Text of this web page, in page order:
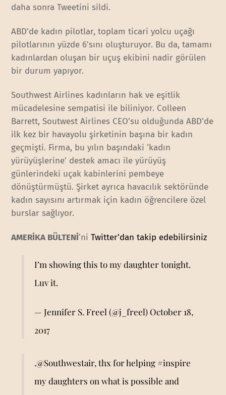
daha sonra Tweetini sildi.
ABD’de kadın pilotlar, toplam ticari yolcu uçağı
pilotlarının yüzde 6’sını oluşturuyor. Bu da, tamamı
kadınlardan oluşan bir uçuş ekibini nadir görülen
bir durum yapıyor.
Southwest Airlines kadınların hak ve eşitlik
mücadelesine sempatisi ile biliniyor. Colleen
Barrett, Soutwest Airlines CEO’su olduğunda ABD’de
ilk kez bir havayolu şirketinin başına bir kadın
geçmişti. Firma, bu yılın başındaki ‘kadın
yürüyüşlerine’ destek amacı ile yürüyüş
günlerindeki uçak kabinlerini pembeye
dönüştürmüştü. Şirket ayrıca havacılık sektöründe
kadın sayısını artırmak için kadın öğrencilere özel
burslar sağlıyor.
AMERİKA BÜLTENİ‘niTwitter’dan takip edebilirsiniz
I’m showing this to my daughter tonight.
Luv it.
— Jennifer S. Freel (@j_freel) October 18,
2017
.@Southwestair, thx for helping #inspire
my daughters on what is possible and